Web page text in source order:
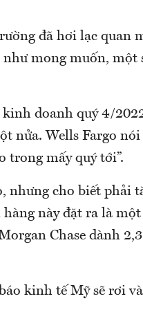
đã hơi lạc quan
mong muốn, một
kinh doanh quý 4/
nửa. Wells Fargo nói
trong mấy quý tới”.
nhưng cho biết phải
này đặt ra là một
Chase dành
kinh tế Mỹ sẽ rơi